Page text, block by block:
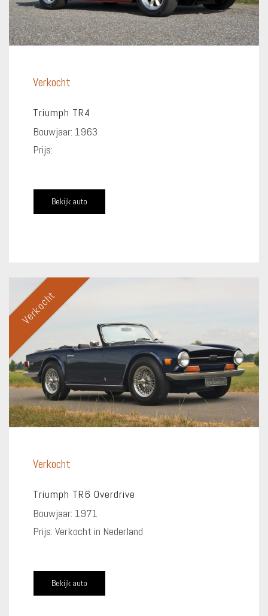
Verkocht
Triumph TR4
Bouwjaar: 1963
Prijs:
Bekijk auto
Verkocht
Verkocht
Triumph TR6 Overdrive
Bouwjaar: 1971
Prijs: Verkocht in Nederland
Bekijk auto